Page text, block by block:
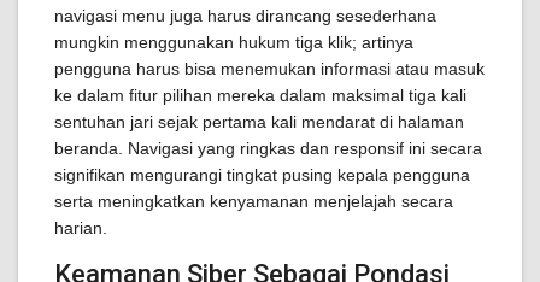
navigasi menu juga harus dirancang sesederhana
mungkin menggunakan hukum tiga klik; artinya
pengguna harus bisa menemukan informasi atau masuk
ke dalam fitur pilihan mereka dalam maksimal tiga kali
sentuhan jari sejak pertama kali mendarat di halaman
beranda. Navigasi yang ringkas dan responsif ini secara
signifikan mengurangi tingkat pusing kepala pengguna
serta meningkatkan kenyamanan menjelajah secara
harian.
Keamanan Siber Sebagai Pondasi